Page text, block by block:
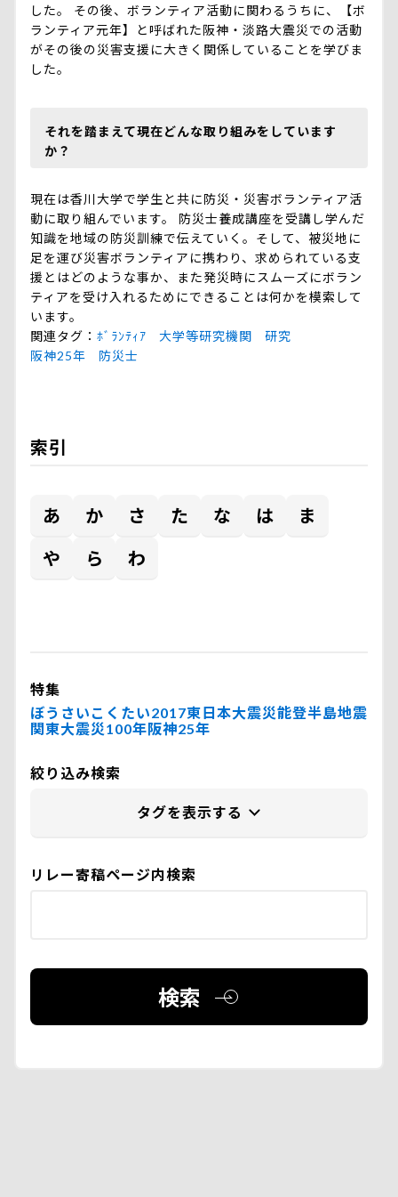
した。 その後、ボランティア活動に関わるうちに、【ボ
ランティア元年】と呼ばれた阪神・淡路大震災での活動
がその後の災害支援に大きく関係していることを学びま
した。
それを踏まえて現在どんな取り組みをしています
か？
現在は香川大学で学生と共に防災・災害ボランティア活
動に取り組んでいます。 防災士養成講座を受講し学んだ
知識を地域の防災訓練で伝えていく。そして、被災地に
足を運び災害ボランティアに携わり、求められている支
援とはどのような事か、また発災時にスムーズにボラン
ティアを受け入れるためにできることは何かを模索して
います。
関連タグ
ﾎﾞﾗﾝﾃｨｱ 大学等研究機関
研究
阪神25年
防災士
索引
あ か さ た な は
ま
や
ら わ
特集
ぼうさいこくたい2017東日本大震災能登半島地震
関東大震災100年阪神25年
絞り込み検索
リレー寄稿ページ内検索
検索